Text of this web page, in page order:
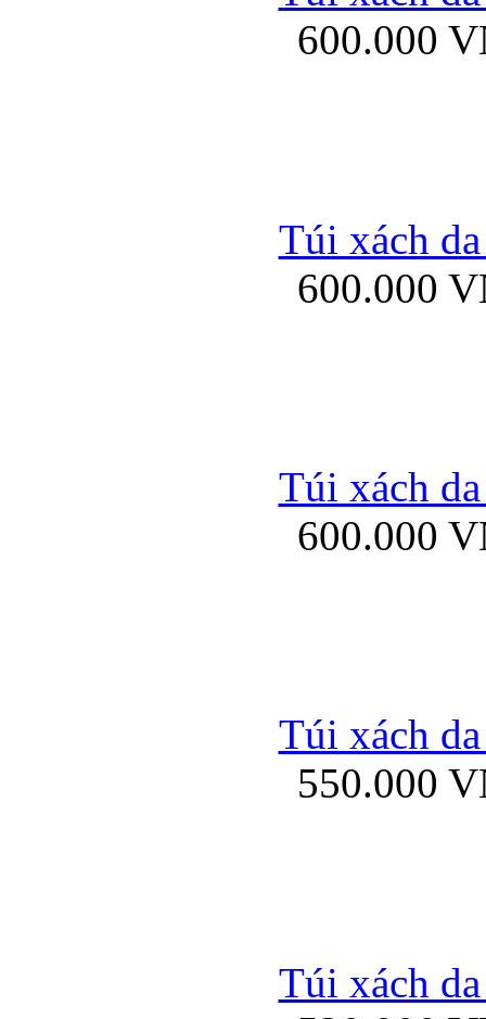
Bao da iPhone 5
Bao da iPad
600.000
Túi xách
600.000
Túi xách
600.000
Túi xách
550.000
Túi xách